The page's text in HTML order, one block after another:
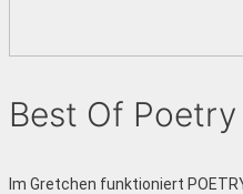
Best Of
Im Gretchen funktioniert